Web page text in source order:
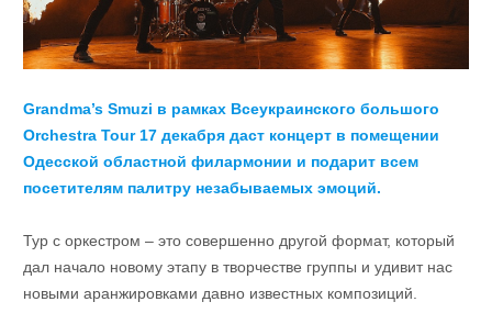
Grandma’s Smuzi в рамках Всеукраинского большого
Orchestra Tour 17 декабря даст концерт в помещении
Одесской областной филармонии и подарит всем
посетителям палитру незабываемых эмоций.
Тур с оркестром – это совершенно другой формат, который
дал начало новому этапу в творчестве группы и удивит нас
новыми аранжировками давно известных композиций.